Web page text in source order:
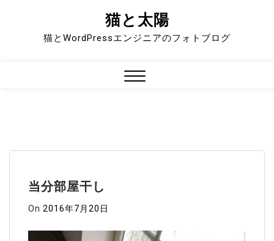
猫と太陽
猫とWordPressエンジニアのフォトブログ
当分部屋干し
On 2016年7月20日